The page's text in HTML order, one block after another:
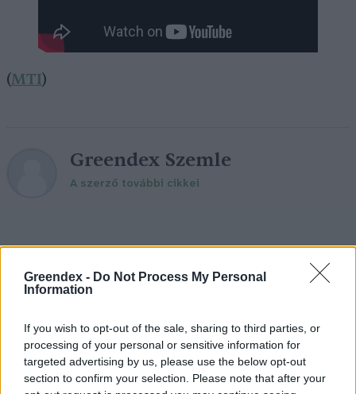
Greendex - Do Not Process My Personal
Information
If you wish to opt-out of the sale, sharing to third parties, or
processing of your personal or sensitive information for
targeted advertising by us, please use the below opt-out
section to confirm your selection. Please note that after your
(MTI)
Greendex Szemle
A szerző további cikkei
Nem csak növényrajongóknak! – 8
meglátogatni
ÉLŐ BOLYGÓNK 5 perc